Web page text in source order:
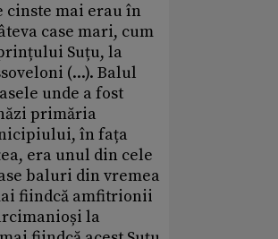
cinste mai erau în
case mari, cum
Suțu, la
(...). Balul
unde a fost
primăria
în fața
era unul din cele
baluri din vremea
fiindcă amfitrionii
la